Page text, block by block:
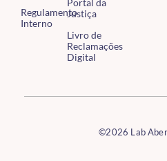
Regulamento
Interno
Justiça
Livro de
Reclamações
Digital
©2026 Lab